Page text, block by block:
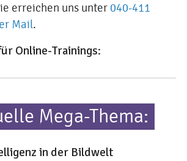
erreichen uns unter 040-411
Mail.
Online-Trainings:
Mega-Thema:
in der Bildwelt